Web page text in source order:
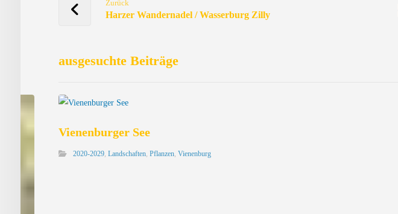
Zurück
Harzer Wandernadel / Wasserburg Zilly
ausgesuchte Beiträge
Vienenburger See
2020-2029 ,Landschaften ,Pflanzen ,Vienenburg